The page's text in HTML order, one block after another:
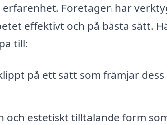
Företagen har
effektivt och på bästa sätt.
till:
på ett sätt som främjar
och estetiskt tilltalande form